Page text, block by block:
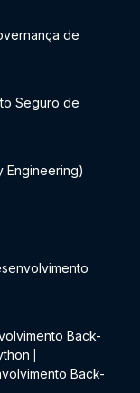
de
Seguro de
Engineering)
Back-
Back-